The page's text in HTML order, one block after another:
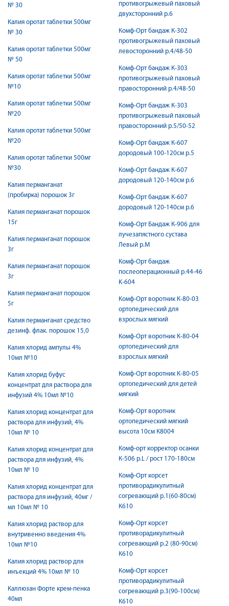
№ 30
Калия оротат таблетки 500мг
№ 30
Калия оротат таблетки 500мг
№ 50
Калия оротат таблетки 500мг
№10
Калия оротат таблетки 500мг
№20
Калия оротат таблетки 500мг
№20
Калия оротат таблетки 500мг
№30
Калия перманганат
(пробирка) порошок 3г
Калия перманганат порошок
15г
Калия перманганат порошок
3г
Калия перманганат порошок
3г
Калия перманганат порошок
5г
Калия перманганат средство
дезинф. флак. порошок 15,0
Калия хлорид ампулы 4%
10мл №10
Калия хлорид буфус
концентрат для раствора для
инфузий 4% 10мл №10
Калия хлорид концентрат для
раствора для инфузий, 4%
10мл № 10
Калия хлорид концентрат для
раствора для инфузий, 4%
10мл № 10
Калия хлорид концентрат для
раствора для инфузий, 40мг /
мл 10мл № 10
Калия хлорид раствор для
внутривенно введения 4%
10мл №10
Калия хлорид раствор для
инъекций 4% 10мл № 10
Каллюзан Форте крем-пенка
40мл
противогрыжевый паховый
двухсторонний р.6
Комф-Орт бандаж К-302
противогрыжевый паховый
левосторонний р.4/48-50
Комф-Орт бандаж К-303
противогрыжевый паховый
правосторонний р.4/48-50
Комф-Орт бандаж К-303
противогрыжевый паховый
правосторонний р.5/50-52
Комф-Орт бандаж К-607
дородовый 100-120см р.5
Комф-Орт бандаж К-607
дородовый 120-140см р.6
Комф-Орт бандаж К-607
дородовый 120-140см р.6
Комф-Орт Бандаж К-906 для
лучезапястного сустава
Левый р.М
Комф-Орт бандаж
послеоперационный р.44-46
K-604
Комф-Орт воротник К-80-03
ортопедический для
взрослых мягкий
Комф-Орт воротник К-80-04
ортопедический для
взрослых мягкий
Комф-Орт воротник К-80-05
ортопедический для детей
мягкий
Комф-Орт воротник
ортопедический мягкий
высота 10см К8004
Комф-орт корректор осанки
К-506 р.L / рост 170-180см
Комф-Орт корсет
противорадикулитный
согревающий р.1(60-80см)
К610
Комф-Орт корсет
противорадикулитный
согревающий р.2 (80-90см)
К610
Комф-Орт корсет
противорадикулитный
согревающий р.3(90-100см)
К610